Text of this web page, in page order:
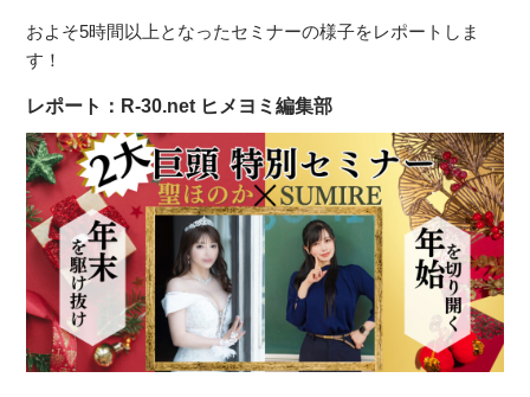
およそ5時間以上となったセミナーの様子をレポートしま
す！
レポート：R-30.net ヒメヨミ編集部